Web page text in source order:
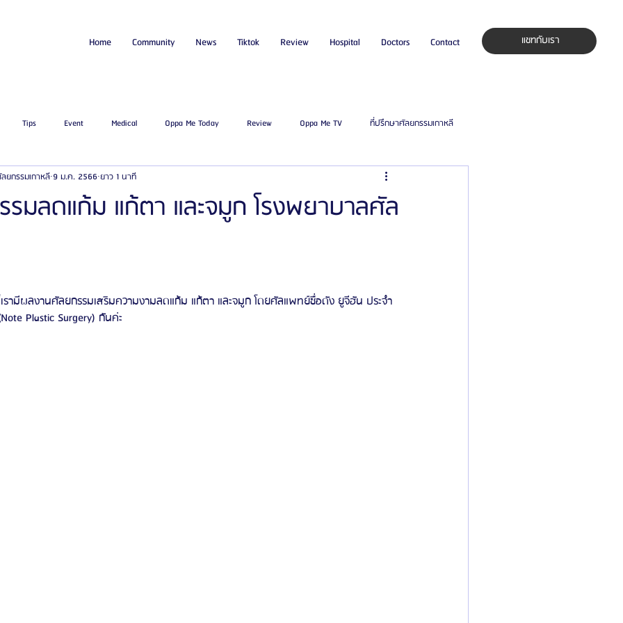
Home Community News Tiktok Review Hospital Doctors Contact แชทกับเรา
Tips Event Medical Oppa Me Today Review Oppa Me TV ที่ปรึกษาศัลยกรรมเกาหลี
ขมัน โรงพยาบาลศัลยกรรมเอท็อป ศัลยแพทย์ ประเทศเกาหลี
มาอิน Certified Consultant
รมลดแก้ม แก้ตา และจมูก โรงพยาบาลศัล
ยกรรมเกาหลี 9 ม.ค. 2566ยาว 1 นาที
ามีผลงานศัลยกรรมเสริมความงามลดแก้ม แก้ตา และจมูก โดยศัลแพทย์ชื่อดัง ยูจีฮัน ประจำ
Plastic Surgery) กันค่ะ